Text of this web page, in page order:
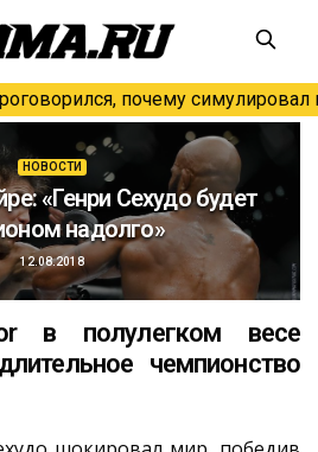
почему симулировал
НОВОСТИ
«Генри Сехудо будет
надолго»
12.08.2018
в полулегком весе
чемпионство